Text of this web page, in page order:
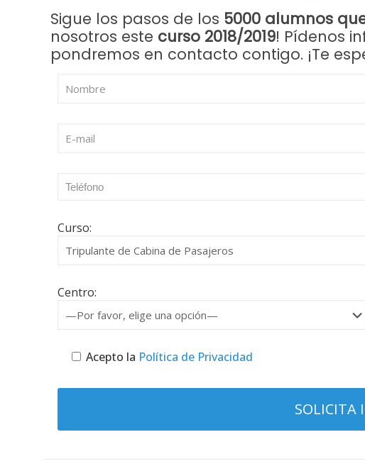
Sigue los pasos de los 5000 alumnos
nosotros este curso 2018/2019! Pídenos
pondremos en contacto contigo. ¡Te
Curso:
Centro:
Acepto la Política de Privacidad